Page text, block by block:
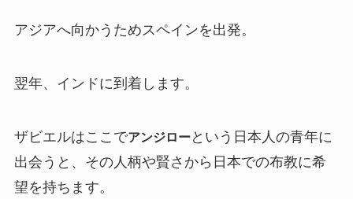
アジアへ向かうためスペインを出発。
翌年、インドに到着します。
ザビエルはここでアンジローという日本人の青年に
出会うと、その人柄や賢さから日本での布教に希
望を持ちます。